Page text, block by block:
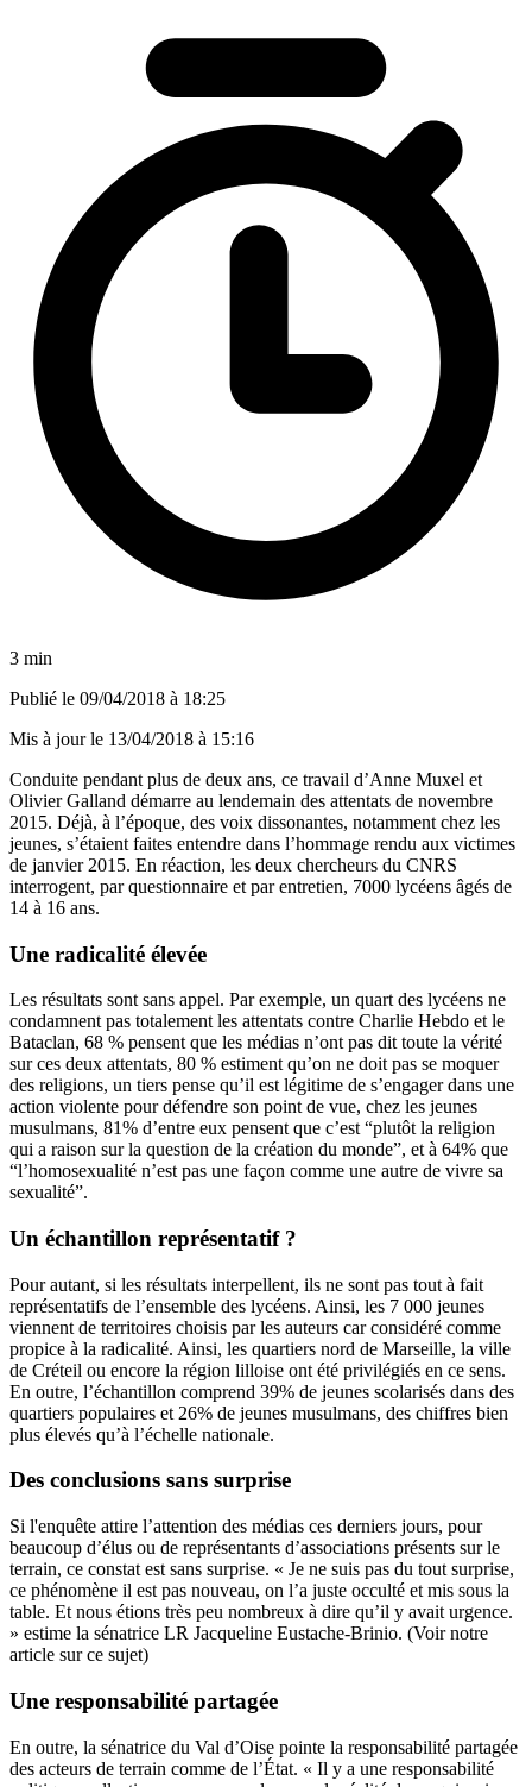
3 min
Publié le 09/04/2018 à 18:25
Mis à jour le 13/04/2018 à 15:16
Conduite pendant plus de deux ans, ce travail d’Anne Muxel et
Olivier Galland démarre au lendemain des attentats de novembre
2015. Déjà, à l’époque, des voix dissonantes, notamment chez les
jeunes, s’étaient faites entendre dans l’hommage rendu aux victimes
de janvier 2015. En réaction, les deux chercheurs du CNRS
interrogent, par questionnaire et par entretien, 7000 lycéens âgés de
14 à 16 ans.
Une radicalité élevée
Les résultats sont sans appel. Par exemple, un quart des lycéens ne
condamnent pas totalement les attentats contre Charlie Hebdo et le
Bataclan, 68 % pensent que les médias n’ont pas dit toute la vérité
sur ces deux attentats, 80 % estiment qu’on ne doit pas se moquer
des religions, un tiers pense qu’il est légitime de s’engager dans une
action violente pour défendre son point de vue, chez les jeunes
musulmans, 81% d’entre eux pensent que c’est “plutôt la religion
qui a raison sur la question de la création du monde”, et à 64% que
“l’homosexualité n’est pas une façon comme une autre de vivre sa
sexualité”.
Un échantillon représentatif ?
Pour autant, si les résultats interpellent, ils ne sont pas tout à fait
représentatifs de l’ensemble des lycéens. Ainsi, les 7 000 jeunes
viennent de territoires choisis par les auteurs car considéré comme
propice à la radicalité. Ainsi, les quartiers nord de Marseille, la ville
de Créteil ou encore la région lilloise ont été privilégiés en ce sens.
En outre, l’échantillon comprend 39% de jeunes scolarisés dans des
quartiers populaires et 26% de jeunes musulmans, des chiffres bien
plus élevés qu’à l’échelle nationale.
Des conclusions sans surprise
Si l'enquête attire l’attention des médias ces derniers jours, pour
beaucoup d’élus ou de représentants d’associations présents sur le
terrain, ce constat est sans surprise. « Je ne suis pas du tout surprise,
ce phénomène il est pas nouveau, on l’a juste occulté et mis sous la
table. Et nous étions très peu nombreux à dire qu’il y avait urgence.
» estime la sénatrice LR Jacqueline Eustache-Brinio. (Voir notre
article sur ce sujet)
Une responsabilité partagée
En outre, la sénatrice du Val d’Oise pointe la responsabilité partagée
des acteurs de terrain comme de l’État. « Il y a une responsabilité